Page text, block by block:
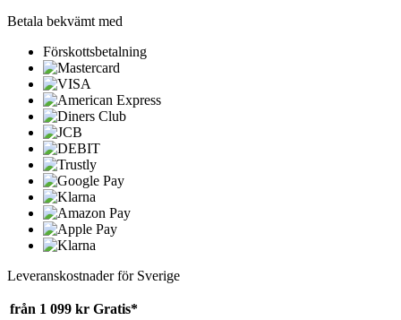
Betala bekvämt med
Förskottsbetalning
Leveranskostnader för Sverige
från 1 099 kr Gratis*